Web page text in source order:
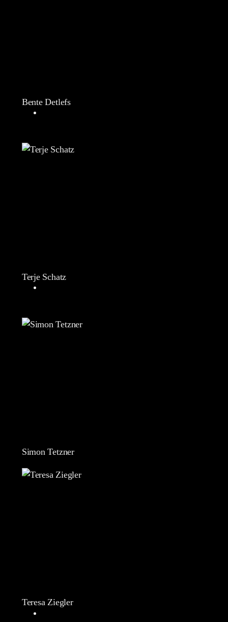
Bente Detlefs
Terje Schatz
Simon Tetzner
Teresa Ziegler